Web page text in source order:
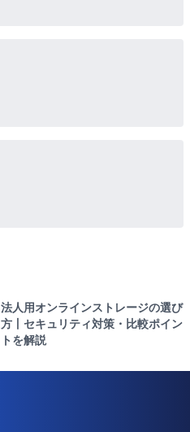
法人用オンラインストレージの選び
方丨セキュリティ対策・比較ポイン
トを解説